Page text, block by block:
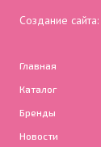
Создание сайта:
Главная
Каталог
Бренды
Новости